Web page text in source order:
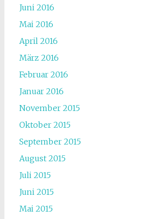
Juni 2016
Mai 2016
April 2016
März 2016
Februar 2016
Januar 2016
November 2015
Oktober 2015
September 2015
August 2015
Juli 2015
Juni 2015
Mai 2015